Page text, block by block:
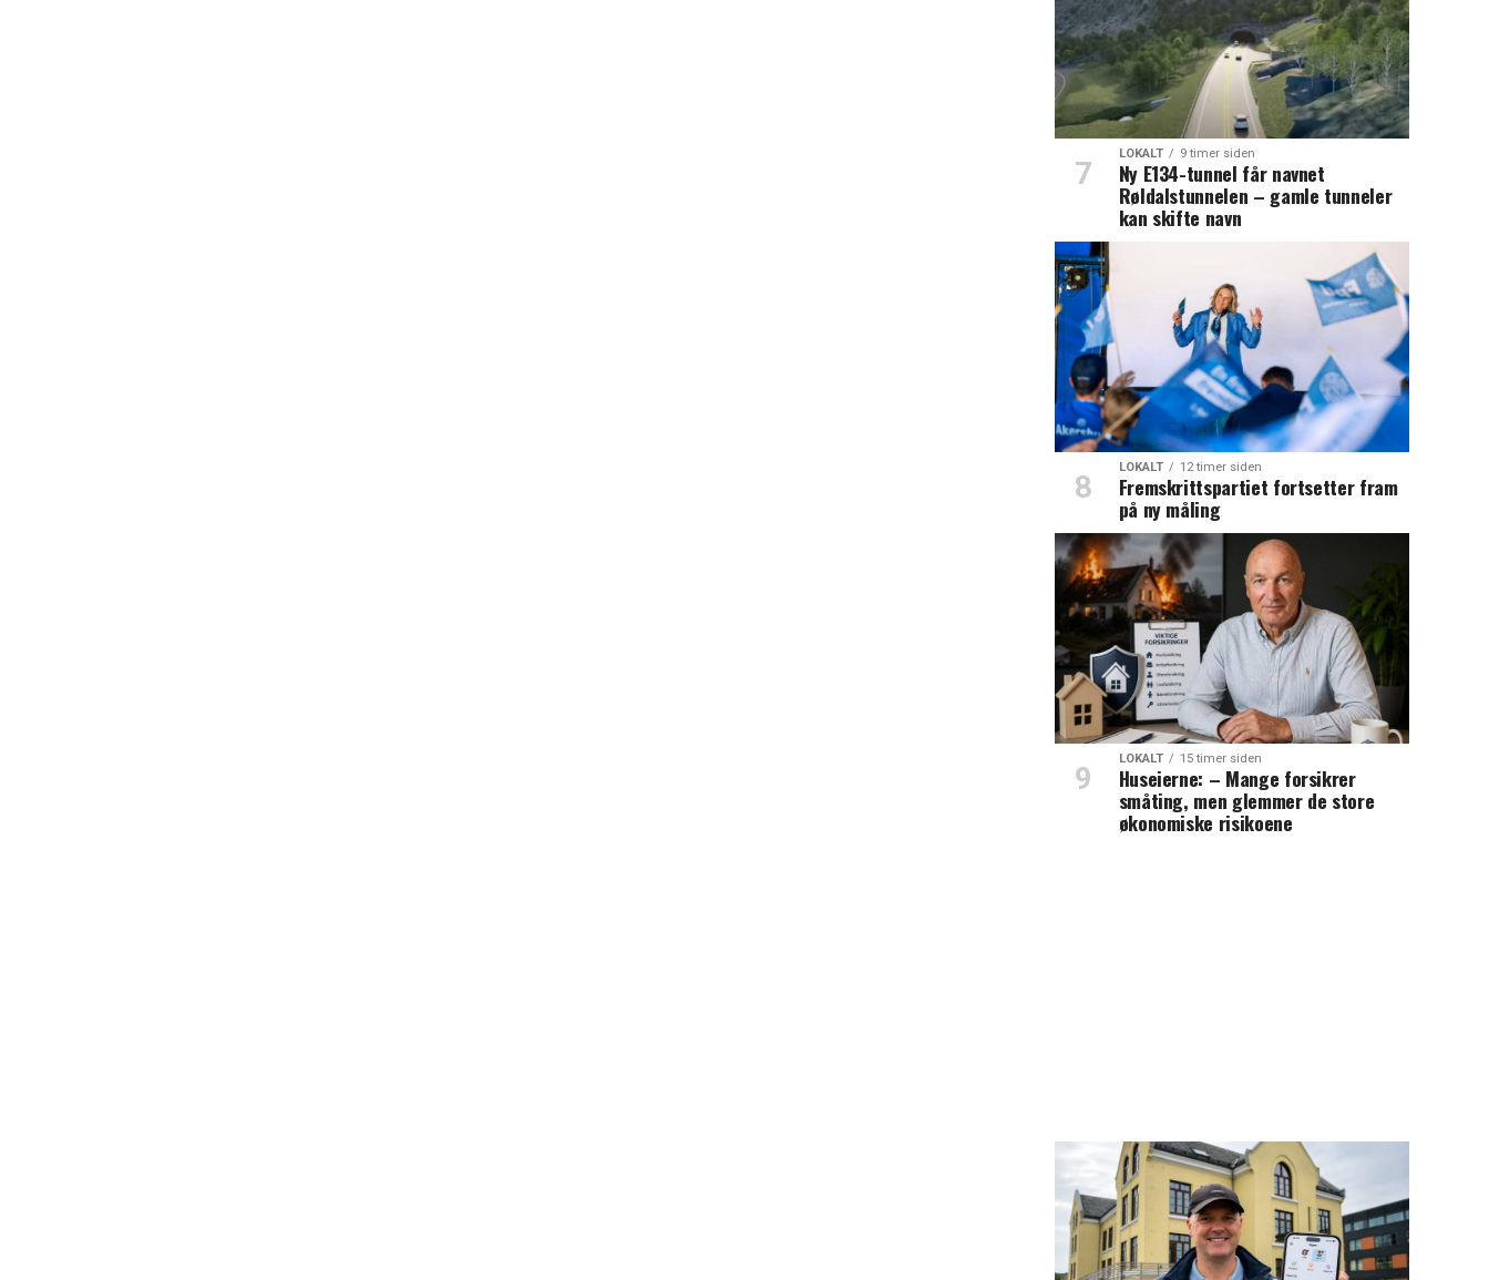
LOKALT 9 timer siden
Ny E134-tunnel får navnet
Røldalstunnelen – gamle tunneler
kan skifte navn
LOKALT 12 timer siden
Fremskrittspartiet fortsetter fram
på ny måling
LOKALT 15 timer siden
Huseierne: – Mange forsikrer
småting, men glemmer de store
økonomiske risikoene